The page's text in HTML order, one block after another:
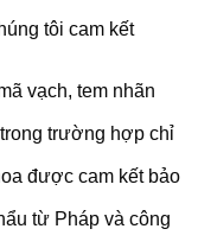
tôi cam kết
vạch, tem nhãn
trường hợp chỉ
được cam kết bảo
từ Pháp và công